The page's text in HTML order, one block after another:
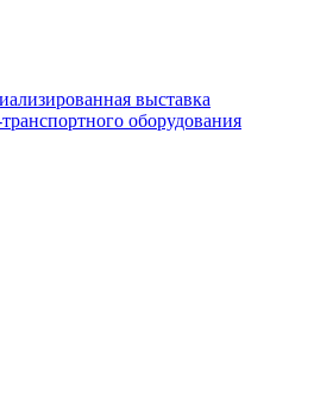
выставка
оборудования